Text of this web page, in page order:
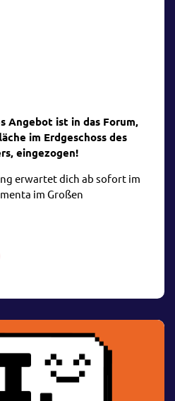
Angebot ist in das Forum,
im Erdgeschoss des
eingezogen!
erwartet dich ab sofort im
im Großen